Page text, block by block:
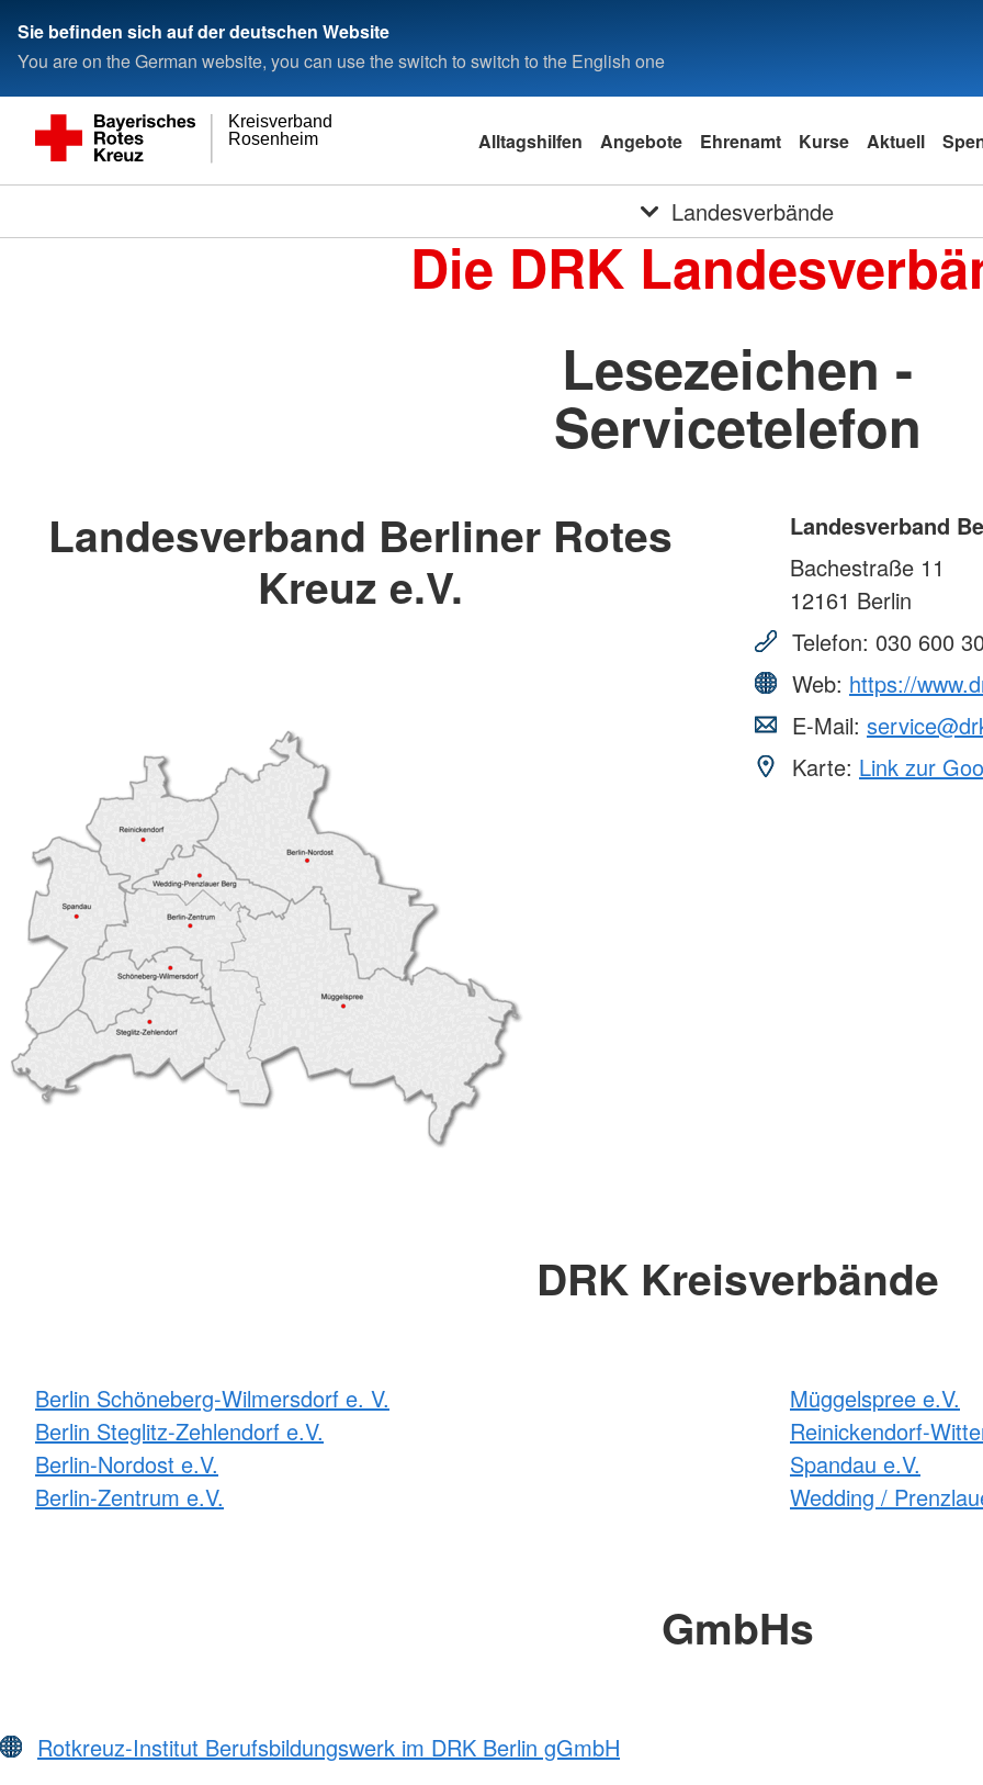
Sie befinden sich auf der deutschen Website
You are on the German website, you can use the switch to switch to the English one
Rosenheim
Kreisverband
Alltagshilfen Angebote Ehrenamt Kurse Aktuell
Landesverbände
Die DRK
Lesezeichen -
Servicetelefon
Landesverband Berliner Rotes
Kreuz e.V.
Landesverband
Bachestraße 11
12161 Berlin
Telefon: 030 600
Web: https://
E-Mail:
Karte: Link zur
DRK Kreisverbände
Berlin Schöneberg-Wilmersdorf e. V.
Berlin Steglitz-Zehlendorf e.V.
Berlin-Nordost e.V.
Berlin-Zentrum e.V.
Müggelspree e.V.
Reinickendorf-
Spandau e.V.
Wedding /
GmbHs
Rotkreuz-Institut Berufsbildungswerk im DRK Berlin gGmbH